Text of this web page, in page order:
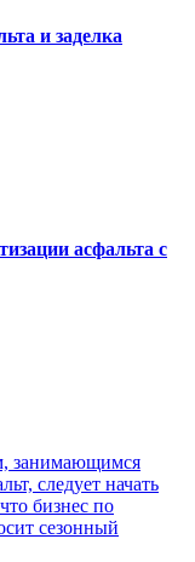
и заделка
асфальта с
занимающимся
следует начать
бизнес по
сезонный